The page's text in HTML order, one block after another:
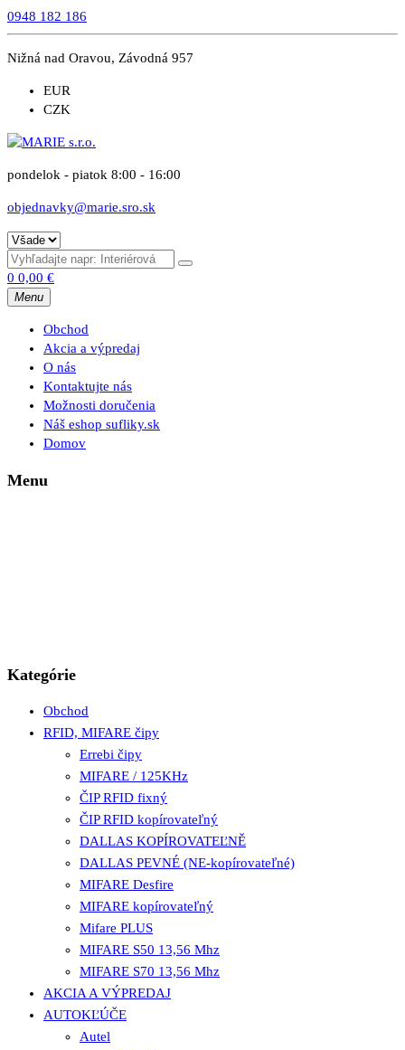
0948 182 186
Nižná nad Oravou, Závodná 957
EUR
CZK
pondelok - piatok 8:00 - 16:00
objednavky@marie.sro.sk
0 0,00 €
Menu
Obchod
Akcia a výpredaj
O nás
Kontaktujte nás
Možnosti doručenia
Náš eshop sufliky.sk
Domov
Menu
Kategórie
Obchod
RFID, MIFARE čipy
Errebi čipy
MIFARE / 125KHz
ČIP RFID fixný
ČIP RFID kopírovateľný
DALLAS KOPÍROVATEĽNĚ
DALLAS PEVNÉ (NE-kopírovateľné)
MIFARE Desfire
MIFARE kopírovateľný
Mifare PLUS
MIFARE S50 13,56 Mhz
MIFARE S70 13,56 Mhz
AKCIA A VÝPREDAJ
AUTOKĽÚČE
Autel